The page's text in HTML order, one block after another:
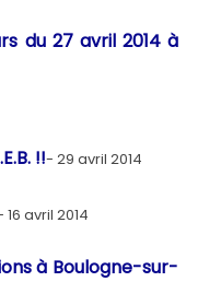
du 27 avril 2014 à
!! 29 avril 2014
16 avril 2014
à Boulogne-sur-